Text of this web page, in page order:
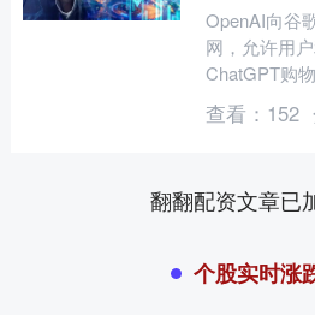
OpenAI向谷
网，允许用
ChatGPT购
查看： 152
翻翻配资文章已
个股实时涨